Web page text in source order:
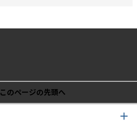
このページの先頭へ